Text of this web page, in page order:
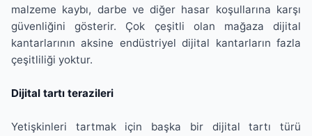
malzeme kaybı, darbe ve diğer hasar koşullarına karşı
güvenliğini gösterir. Çok çeşitli olan mağaza dijital
kantarlarının aksine endüstriyel dijital kantarların fazla
çeşitliliği yoktur.
Dijital tartı terazileri
Yetişkinleri tartmak için başka bir dijital tartı türü